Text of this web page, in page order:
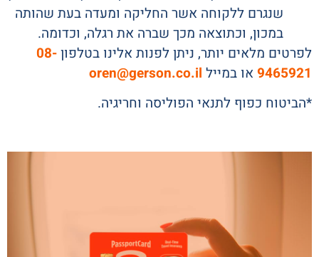
שנגרם ללקוחה אשר החליקה ומעדה בעת שהותה
במכון, וכתוצאה מכך שברה את רגלה, וכדומה.
לפרטים מלאים יותר, ניתן לפנות אלינו בטלפון08-
9465921 או במייל oren@gerson.co.il
*הביטוח כפוף לתנאי הפוליסה וחריגיה.